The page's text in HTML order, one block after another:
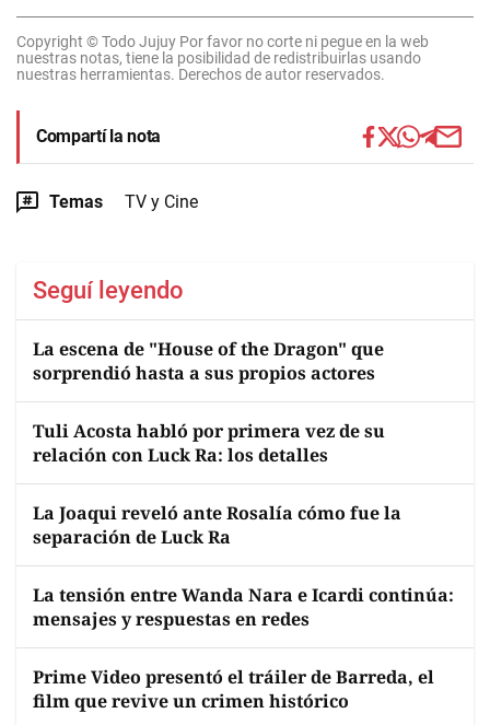
Copyright © Todo Jujuy Por favor no corte ni pegue en la web
nuestras notas, tiene la posibilidad de redistribuirlas usando
nuestras herramientas. Derechos de autor reservados.
Compartí la nota
Temas TV y Cine
Seguí leyendo
La escena de "House of the Dragon" que
sorprendió hasta a sus propios actores
Tuli Acosta habló por primera vez de su
relación con Luck Ra: los detalles
La Joaqui reveló ante Rosalía cómo fue la
separación de Luck Ra
La tensión entre Wanda Nara e Icardi continúa:
mensajes y respuestas en redes
Prime Video presentó el tráiler de Barreda, el
film que revive un crimen histórico